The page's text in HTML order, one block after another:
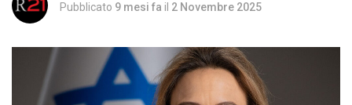
Pubblicato 9 mesi fa il 2 Novembre 2025